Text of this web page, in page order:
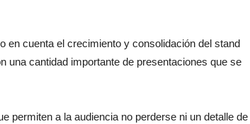
en cuenta el crecimiento y consolidación del stand
una cantidad importante de presentaciones que se
permiten a la audiencia no perderse ni un detalle de